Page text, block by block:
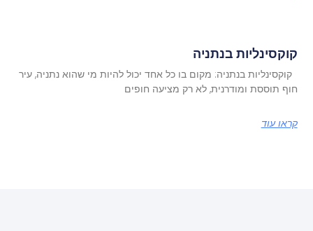
קוקסינליות בנתניה
קוקסינליות בנתניה: מקום בו כל אחד יכול להיות מי שהוא נתניה, עיר
חוף תוססת ומודרנית, לא רק מציעה חופים
קראו עוד